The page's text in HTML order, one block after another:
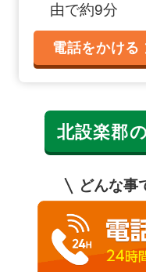
由で約9分
電話をかける
北設楽郡
どんな事